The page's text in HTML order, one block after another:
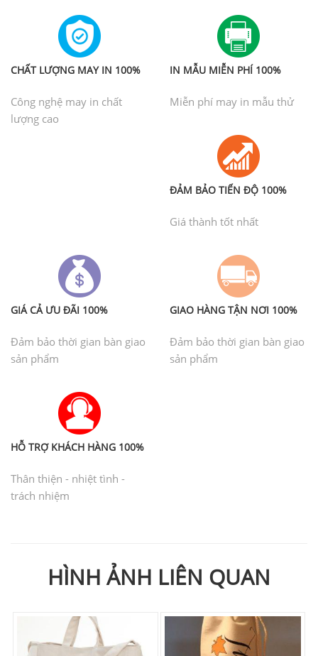
CHẤT LƯỢNG MAY IN 100%
Công nghệ may in chất
lượng cao
IN MẪU MIỄN PHÍ 100%
Miễn phí may in mẫu thử
ĐẢM BẢO TIẾN ĐỘ 100%
Giá thành tốt nhất
GIÁ CẢ ƯU ĐÃI 100%
Đảm bảo thời gian bàn giao
sản phẩm
GIAO HÀNG TẬN NƠI 100%
Đảm bảo thời gian bàn giao
sản phẩm
HỖ TRỢ KHÁCH HÀNG 100%
Thân thiện - nhiệt tình -
trách nhiệm
HÌNH ẢNH LIÊN QUAN